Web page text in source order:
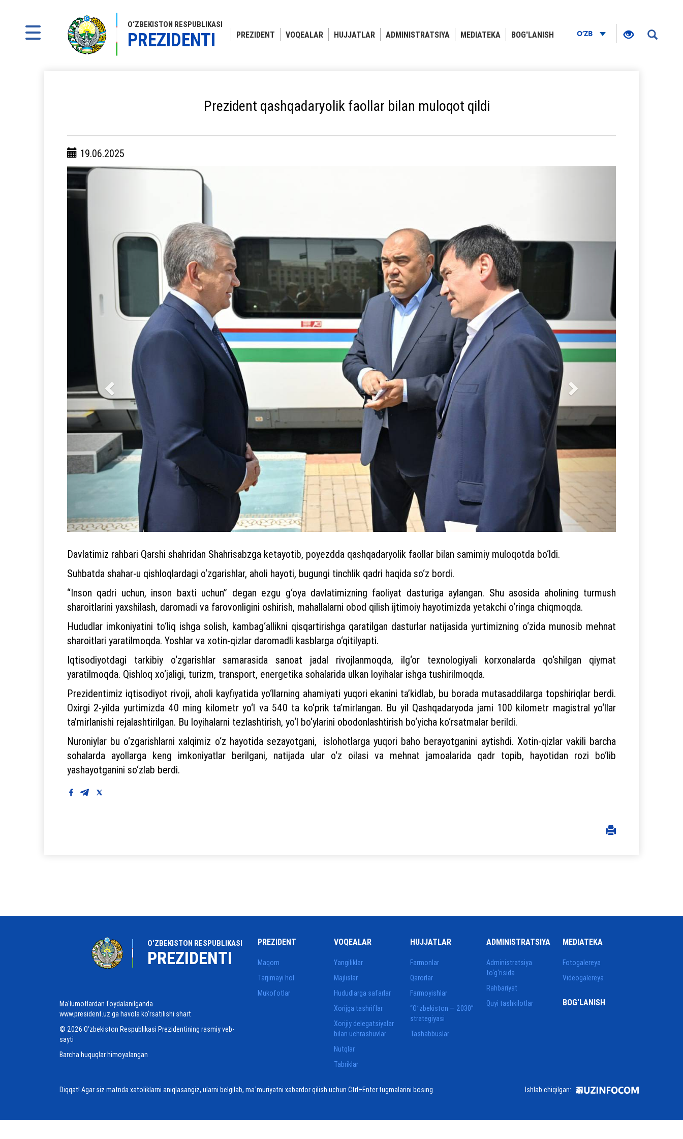
O‘ZBEKISTON RESPUBLIKASI
PREZIDENTI PREZIDENT VOQEALAR HUJJATLAR ADMINISTRATSIYA MEDIATEKA BOG'LANISH O‘ZB
Prezident qashqadaryolik faollar bilan muloqot qildi
19.06.2025
Davlatimiz rahbari Qarshi shahridan Shahrisabzga ketayotib, poyezdda qashqadaryolik faollar bilan samimiy muloqotda bo‘ldi.
Suhbatda shahar-u qishloqlardagi o‘zgarishlar, aholi hayoti, bugungi tinchlik qadri haqida so‘z bordi.
“Inson qadri uchun, inson baxti uchun” degan ezgu g‘oya davlatimizning faoliyat dasturiga aylangan. Shu asosida aholining turmush
sharoitlarini yaxshilash, daromadi va farovonligini oshirish, mahallalarni obod qilish ijtimoiy hayotimizda yetakchi o‘ringa chiqmoqda.
Hududlar imkoniyatini to‘liq ishga solish, kambag‘allikni qisqartirishga qaratilgan dasturlar natijasida yurtimizning o‘zida munosib mehnat
sharoitlari yaratilmoqda. Yoshlar va xotin-qizlar daromadli kasblarga o‘qitilyapti.
Iqtisodiyotdagi tarkibiy o‘zgarishlar samarasida sanoat jadal rivojlanmoqda, ilg‘or texnologiyali korxonalarda qo‘shilgan qiymat
yaratilmoqda. Qishloq xo‘jaligi, turizm, transport, energetika sohalarida ulkan loyihalar ishga tushirilmoqda.
Prezidentimiz iqtisodiyot rivoji, aholi kayfiyatida yo‘llarning ahamiyati yuqori ekanini ta’kidlab, bu borada mutasaddilarga topshiriqlar berdi.
Oxirgi 2-yilda yurtimizda 40 ming kilometr yo‘l va 540 ta ko‘prik ta’mirlangan. Bu yil Qashqadaryoda jami 100 kilometr magistral yo‘llar
ta’mirlanishi rejalashtirilgan. Bu loyihalarni tezlashtirish, yo‘l bo‘ylarini obodonlashtirish bo‘yicha ko‘rsatmalar berildi.
Nuroniylar bu o‘zgarishlarni xalqimiz o‘z hayotida sezayotgani, islohotlarga yuqori baho berayotganini aytishdi. Xotin-qizlar vakili barcha
sohalarda ayollarga keng imkoniyatlar berilgani, natijada ular o‘z oilasi va mehnat jamoalarida qadr topib, hayotidan rozi bo‘lib
yashayotganini so‘zlab berdi.
O‘ZBEKISTON RESPUBLIKASI
PREZIDENTI
Ma'lumotlardan foydalanilganda
www.president.uz ga havola ko‘rsatilishi shart
© 2026 O‘zbekiston Respublikasi Prezidentining rasmiy veb-
sayti
Barcha huquqlar himoyalangan
PREZIDENT
Maqom
Tarjimayi hol
Mukofotlar
VOQEALAR
Yangiliklar
Majlislar
Hududlarga safarlar
Xorijga tashriflar
Xorijiy delegatsiyalar
bilan uchrashuvlar
Nutqlar
Tabriklar
HUJJATLAR
Farmonlar
Qarorlar
Farmoyishlar
“Oʻzbekiston — 2030”
strategiyasi
Tashabbuslar
ADMINISTRATSIYA
Administratsiya
to‘g‘risida
Rahbariyat
Quyi tashkilotlar
MEDIATEKA
Fotogalereya
Videogalereya
BOG'LANISH
Diqqat! Agar siz matnda xatoliklarni aniqlasangiz, ularni belgilab, ma`muriyatni xabardor qilish uchun Ctrl+Enter tugmalarini bosing Ishlab chiqilgan: